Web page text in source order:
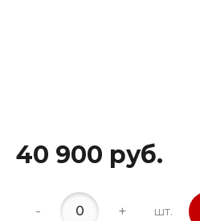
40 900 руб.
- + шт.